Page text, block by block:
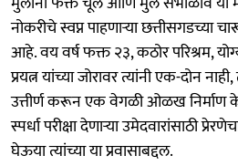
नोकरीचे स्वप्न पाहणाऱ्या छत्तीसगडच्या
आहे. वय वर्ष फक्त २३, कठोर परिश्रम,
प्रयत्न यांच्या जोरावर त्यांनी एक-दोन
उत्तीर्ण करून एक वेगळी ओळख
स्पर्धा परीक्षा देणाऱ्या उमेदवारांसाठी
घेऊया त्यांच्या या प्रवासाबद्दल.